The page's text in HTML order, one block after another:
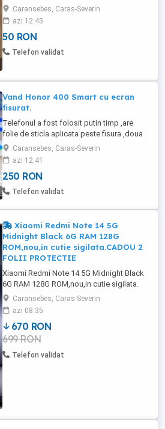
incarcator original Nokia . Predare
personala in Caransebes .
Caransebes, Caras-Severin
azi 12:45
50 RON
Telefon validat
Vand Honor 400 Smart cu ecran
fisurat.
Telefonul a fost folosit putin timp ,are
folie de sticla aplicata peste fisura ,doua
huse si cutie completa . Predare personala
in Caransebes .
Caransebes, Caras-Severin
azi 12:41
250 RON
Telefon validat
Xiaomi Redmi Note 14 5G
Midnight Black 6G RAM 128G
ROM,nou,in cutie sigilata.CADOU 2
FOLII PROTECTIE
Xiaomi Redmi Note 14 5G Midnight Black
6G RAM 128G ROM,nou,in cutie sigilata.
CADOU 2 FOLII PROTECTIE ECRAN
Cameră la nivel de vârf de gamă 108 MP
Configurație excepțională cu trei camere
OIS și EIS Două caracteristici anti-tremur
Stabilizarea optică a imaginii (OIS)
sporește claritatea pentru cadre ...
Caransebes, Caras-Severin
azi 08:35
670 RON
699 RON
Telefon validat